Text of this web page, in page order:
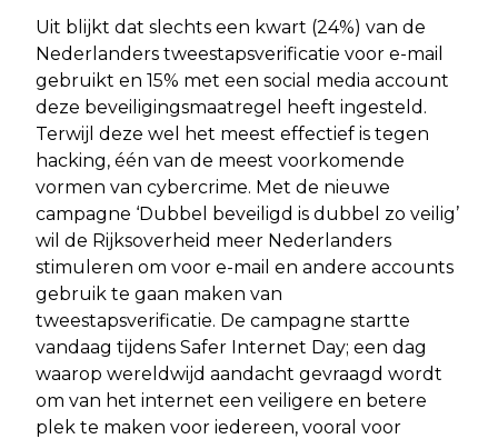
Uit blijkt dat slechts een kwart (24%) van de
Nederlanders tweestapsverificatie voor e-mail
gebruikt en 15% met een social media account
deze beveiligingsmaatregel heeft ingesteld.
Terwijl deze wel het meest effectief is tegen
hacking, één van de meest voorkomende
vormen van cybercrime. Met de nieuwe
campagne ‘Dubbel beveiligd is dubbel zo veilig’
wil de Rijksoverheid meer Nederlanders
stimuleren om voor e-mail en andere accounts
gebruik te gaan maken van
tweestapsverificatie. De campagne startte
vandaag tijdens Safer Internet Day; een dag
waarop wereldwijd aandacht gevraagd wordt
om van het internet een veiligere en betere
plek te maken voor iedereen, vooral voor